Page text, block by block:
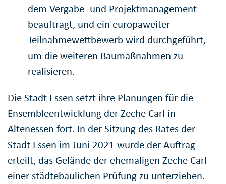
dem Vergabe- und Projektmanagement
beauftragt, und ein europaweiter
Teilnahmewettbewerb wird durchgeführt,
um die weiteren Baumaßnahmen zu
realisieren.
Die Stadt Essen setzt ihre Planungen für die
Ensembleentwicklung der Zeche Carl in
Altenessen fort. In der Sitzung des Rates der
Stadt Essen im Juni 2021 wurde der Auftrag
erteilt, das Gelände der ehemaligen Zeche Carl
einer städtebaulichen Prüfung zu unterziehen.